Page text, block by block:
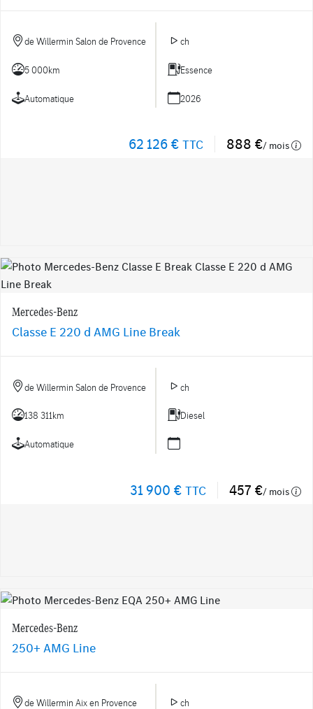
de Willermin Salon de Provence ch
5 000km Essence
Automatique 2026
62 126 € TTC 888 €/ mois
Mercedes-Benz
Classe E 220 d AMG Line Break
de Willermin Salon de Provence ch
138 311km Diesel
Automatique
31 900 € TTC 457 €/ mois
Mercedes-Benz
250+ AMG Line
de Willermin Aix en Provence ch